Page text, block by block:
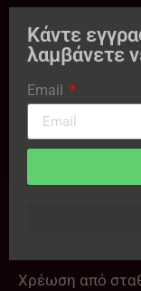
Κάντε
λαμβάνετε
Email
Χρέωση από